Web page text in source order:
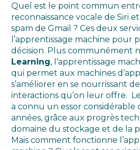
Quel est le point commun
reconnaissance vocale de Siri
spam de Gmail ? Ces deux
l’apprentissage machine pour
décision. Plus communément
Learning, l’apprentissage
qui permet aux machines
s’améliorer en se nourrissant
interactions qu’on leur offre.
a connu un essor considérable
années, grâce aux progrès
domaine du stockage et de la
Mais comment fonctionne